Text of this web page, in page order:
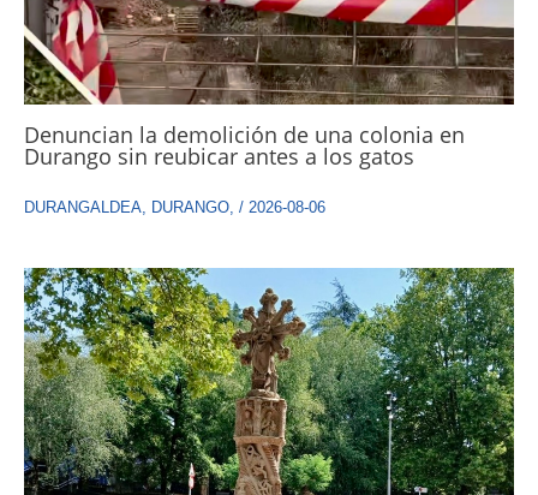
Denuncian la demolición de una colonia en
Durango sin reubicar antes a los gatos
DURANGALDEA DURANGO / 2026-08-06